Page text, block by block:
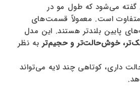
گفته می‌شود که طول مو در
است. معمولاً قسمت‌های
پایین بلندتر هستند. این مدل
خوش‌حالت‌تر و حجیم‌تر به نظر
داری، کوتاهی چند لایه می‌تواند